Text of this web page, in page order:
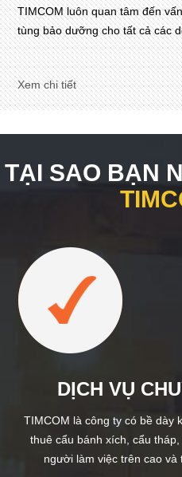
TIMCOM luôn quan tâm đến
tùng bảo dưỡng cho tất cả các
Xem chi tiết
TẠI SAO BẠN
DỊCH VỤ
TIMCOM là công ty có bề dày
thuê cẩu bánh xích, cẩu
người làm việc trên cao và